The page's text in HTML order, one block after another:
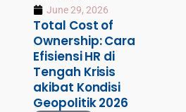
June 29, 2026
Total Cost of
Ownership: Cara
Efisiensi HR di
Tengah Krisis
akibat Kondisi
Geopolitik 2026